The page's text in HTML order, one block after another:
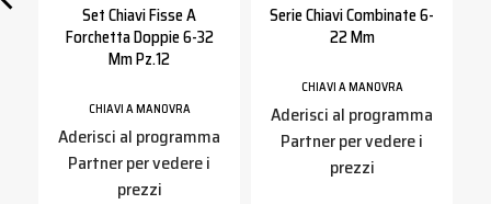
Set Chiavi Fisse A
Forchetta Doppie 6-32
Mm Pz.12
CHIAVI A MANOVRA
Aderisci al programma
Partner per vedere i
prezzi
Serie Chiavi Combinate 6-
22 Mm
CHIAVI A MANOVRA
Aderisci al programma
Partner per vedere i
prezzi